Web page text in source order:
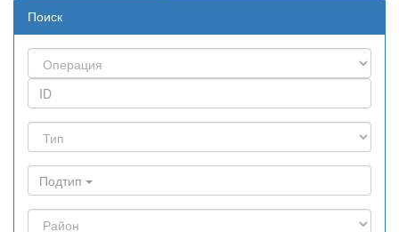
Поиск
Подтип